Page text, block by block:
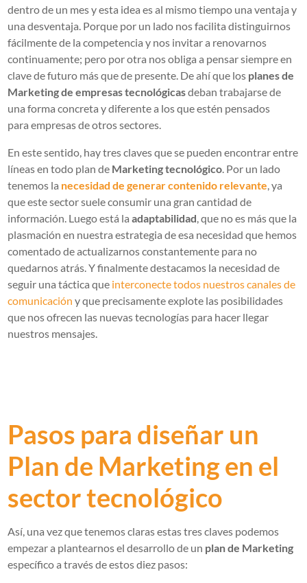
dentro de un mes y esta idea es al mismo tiempo una ventaja y
una desventaja. Porque por un lado nos facilita distinguirnos
fácilmente de la competencia y nos invitar a renovarnos
continuamente; pero por otra nos obliga a pensar siempre en
clave de futuro más que de presente. De ahí que los planes de
Marketing de empresas tecnológicasdeban trabajarse de
una forma concreta y diferente a los que estén pensados
para empresas de otros sectores.
En este sentido, hay tres claves que se pueden encontrar entre
líneas en todo plan de Marketing tecnológico . Por un lado
tenemos la necesidad de generar contenido relevante , ya
que este sector suele consumir una gran cantidad de
información. Luego está laadaptabilidad , que no es más que la
plasmación en nuestra estrategia de esa necesidad que hemos
comentado de actualizarnos constantemente para no
quedarnos atrás. Y finalmente destacamos la necesidad de
seguir una táctica que interconecte todos nuestros canales de
comunicación y que precisamente explote las posibilidades
que nos ofrecen las nuevas tecnologías para hacer llegar
nuestros mensajes.
Pasos para diseñar un
Plan de Marketing en el
sector tecnológico
Así, una vez que tenemos claras estas tres claves podemos
empezar a plantearnos el desarrollo de un plan de Marketing
específico a través de estos diez pasos: